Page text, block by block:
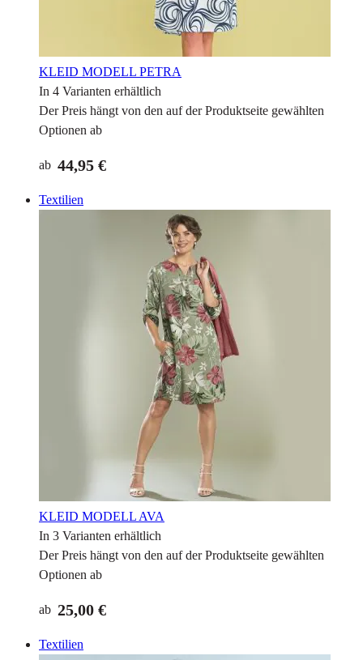
KLEID MODELL PETRA
In 4 Varianten erhältlich
Der Preis hängt von den auf der Produktseite gewählten
Optionen ab
ab 44,95 €
Textilien
KLEID MODELL AVA
In 3 Varianten erhältlich
Der Preis hängt von den auf der Produktseite gewählten
Optionen ab
ab 25,00 €
Textilien